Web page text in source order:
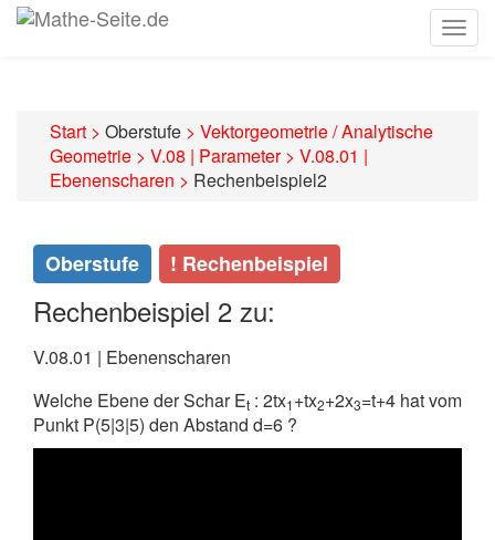
Start > Oberstufe > Vektorgeometrie / Analytische
Geometrie > V.08 | Parameter > V.08.01 |
Ebenenscharen > Rechenbeispiel2
Oberstufe ! Rechenbeispiel
Rechenbeispiel 2 zu:
V.08.01 | Ebenenscharen
Welche Ebene der Schar Et : 2tx1+tx2+2x3=t+4 hat vom
Punkt P(5|3|5) den Abstand d=6 ?